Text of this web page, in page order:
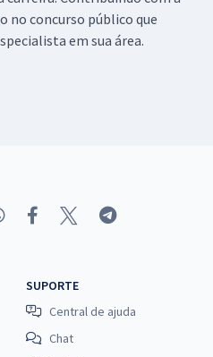
no concurso público que
em sua área.
SUPORTE
Central de ajuda
Chat